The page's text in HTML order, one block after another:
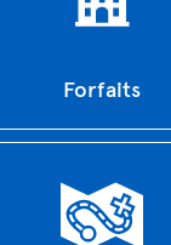
Forfaits